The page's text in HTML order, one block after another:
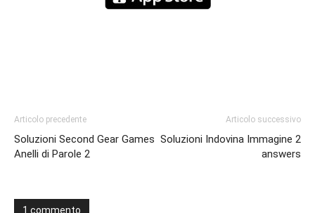
Articolo precedente
Soluzioni Second Gear Games
Anelli di Parole 2
Articolo successivo
Soluzioni Indovina Immagine 2
answers
1 commento